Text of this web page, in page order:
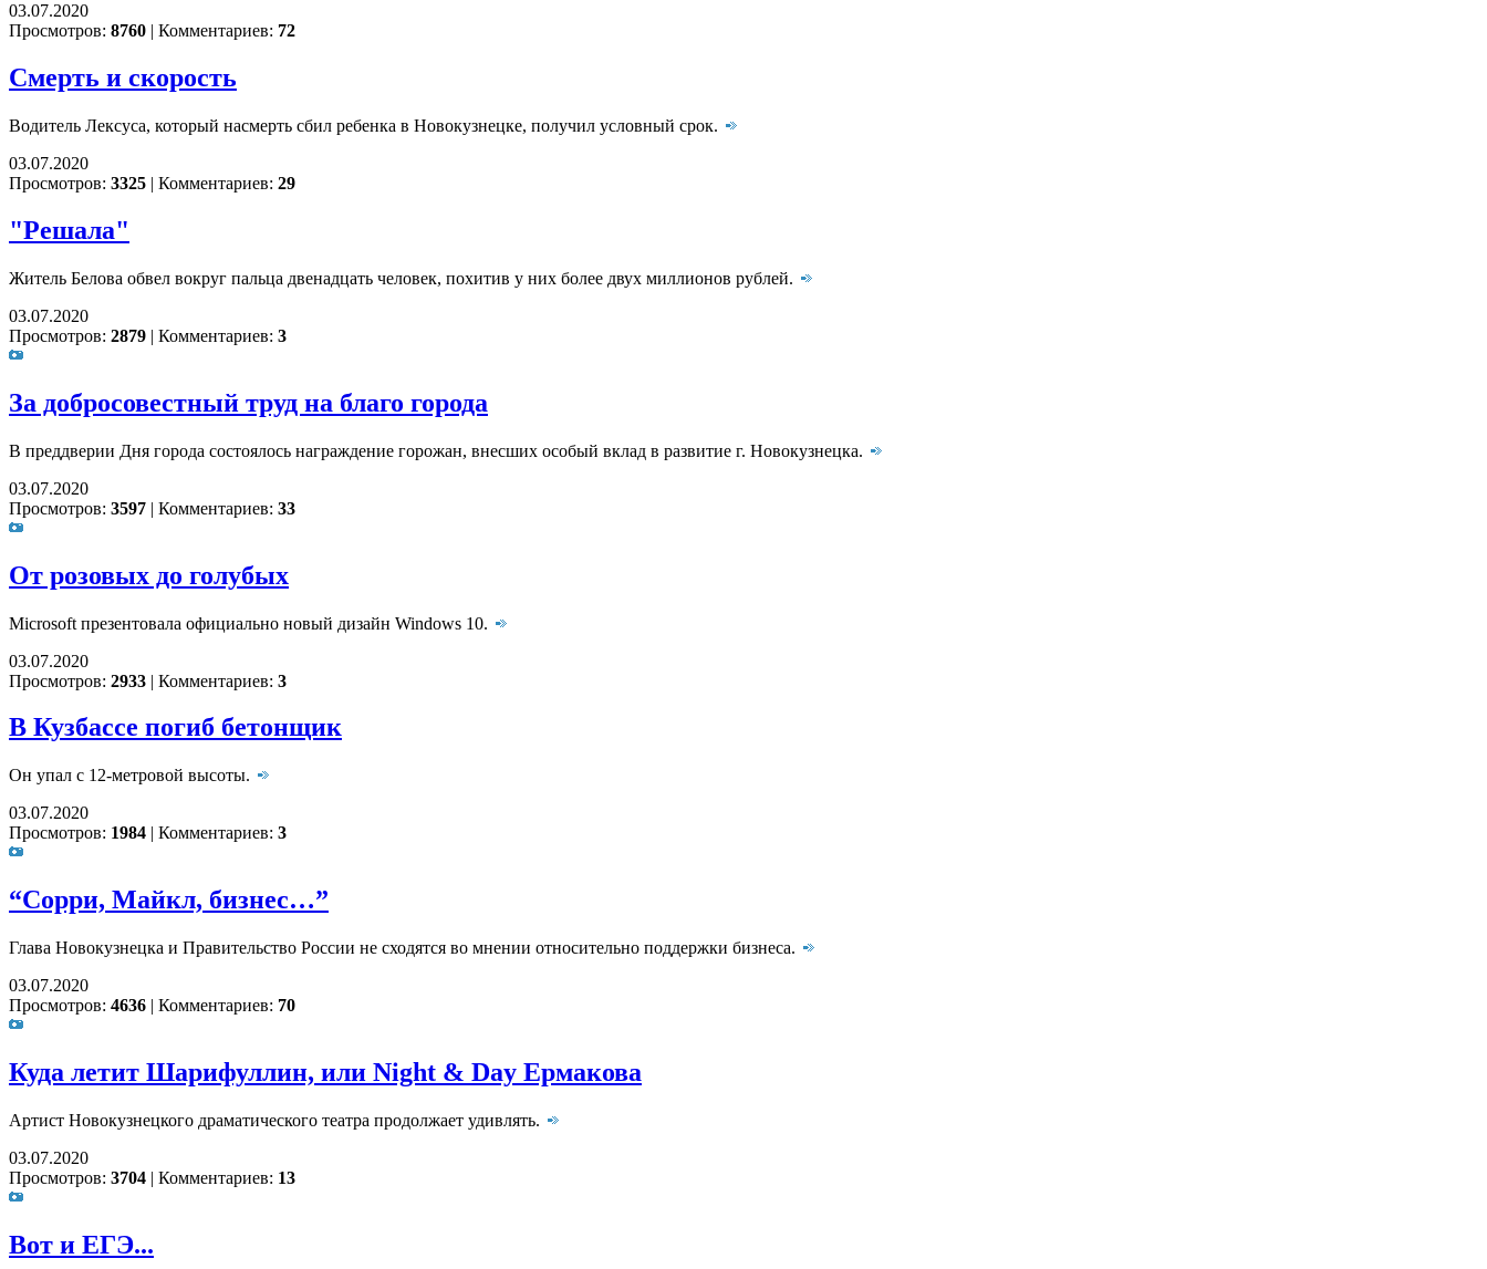
03.07.2020
Просмотров: 8760 | Комментариев: 72
Смерть и скорость
Водитель Лексуса, который насмерть сбил ребенка в Новокузнецке, получил условный срок.
03.07.2020
Просмотров: 3325 | Комментариев: 29
"Решала"
Житель Белова обвел вокруг пальца двенадцать человек, похитив у них более двух миллионов рублей.
03.07.2020
Просмотров: 2879 | Комментариев: 3
За добросовестный труд на благо города
В преддверии Дня города состоялось награждение горожан, внесших особый вклад в развитие г. Новокузнецка.
03.07.2020
Просмотров: 3597 | Комментариев: 33
От розовых до голубых
Microsoft презентовала официально новый дизайн Windows 10.
03.07.2020
Просмотров: 2933 | Комментариев: 3
В Кузбассе погиб бетонщик
Он упал с 12-метровой высоты.
03.07.2020
Просмотров: 1984 | Комментариев: 3
“Сорри, Майкл, бизнес…”
Глава Новокузнецка и Правительство России не сходятся во мнении относительно поддержки бизнеса.
03.07.2020
Просмотров: 4636 | Комментариев: 70
Куда летит Шарифуллин, или Night & Day Ермакова
Артист Новокузнецкого драматического театра продолжает удивлять.
03.07.2020
Просмотров: 3704 | Комментариев: 13
Вот и ЕГЭ...